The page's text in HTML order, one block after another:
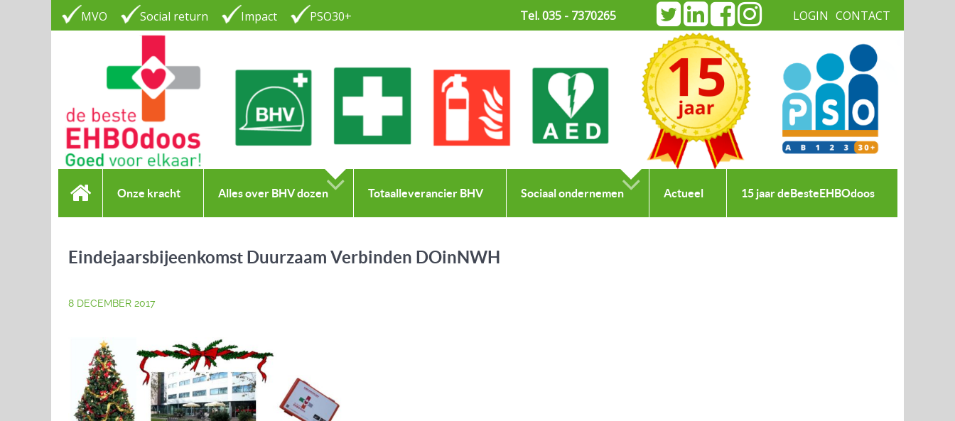
MVO Social return Impact PSO30+ Tel. 035 - 7370265 LOGIN CONTACT
Onze kracht Alles over BHV dozen Totaalleverancier BHV Sociaal ondernemen Actueel 15 jaar deBesteEHBOdoos
Eindejaarsbijeenkomst Duurzaam Verbinden DOinNWH
8 DECEMBER 2017